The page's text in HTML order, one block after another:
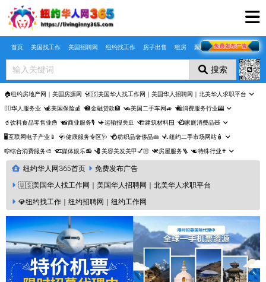
Skip to main content
首页 美国找工作 美国招聘网 纽约找工作 房子出售 租房 聚合页
搜索
🏠纽约房地产网｜美国房源网 🇺🇸美国华人找工作网｜美国华人招聘网｜北美华人求职平台
🤵‍♀️华人服务业 💰美国保险💰 🏦金融贷款🏦 🚗美国二手车网🚙 🛍️消费服务行业🎰
🥤饮料食品零售业🍟 📸商业服务🎙️ ✈️运输报关🚢 🏗️建筑材料🪟 📺家庭消费品🧸
🖥️互联网电子产业📱 🩺健康服务专区🩺 💍纺织品奢侈品👜 🛴纽约二手市场网站🧴
🎼综合消费服务🎨 🎞️媒体娱乐📻 💈美容美发美甲💅🏻 ⚒️房屋服务🪜 ☯️特殊行业✝️
纽约华人网365首页
免费发布广告
🇺🇸美国华人找工作网｜美国华人招聘网｜北美华人求职平台
💎纽约找工作｜纽约招聘网｜纽约工作网